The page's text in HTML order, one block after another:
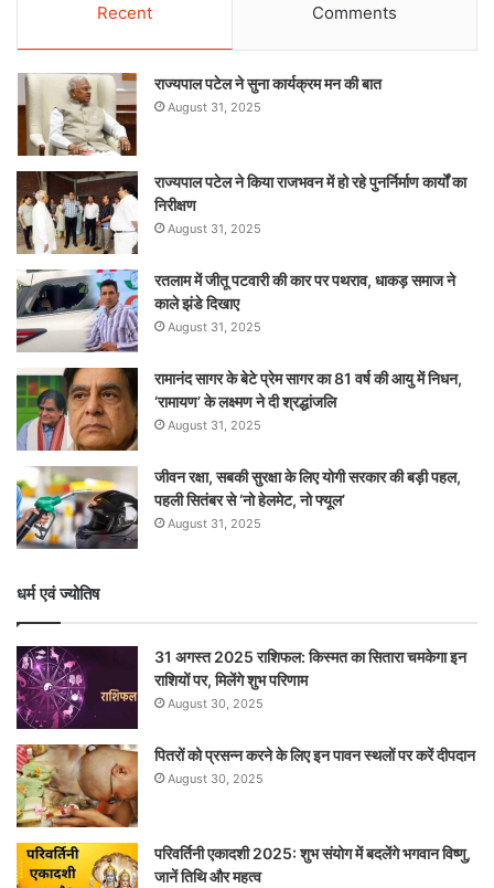
Recent Comments
राज्यपाल पटेल ने सुना कार्यक्रम मन की बात
August 31, 2025
राज्यपाल पटेल ने किया राजभवन में हो रहे पुनर्निर्माण कार्यों का
निरीक्षण
August 31, 2025
रतलाम में जीतू पटवारी की कार पर पथराव, धाकड़ समाज ने
काले झंडे दिखाए
August 31, 2025
रामानंद सागर के बेटे प्रेम सागर का 81 वर्ष की आयु में निधन,
‘रामायण’ के लक्ष्मण ने दी श्रद्धांजलि
August 31, 2025
जीवन रक्षा, सबकी सुरक्षा के लिए योगी सरकार की बड़ी पहल,
पहली सितंबर से ‘नो हेलमेट, नो फ्यूल’
August 31, 2025
धर्म एवं ज्योतिष
31 अगस्त 2025 राशिफल: किस्मत का सितारा चमकेगा इन
राशियों पर, मिलेंगे शुभ परिणाम
August 30, 2025
पितरों को प्रसन्न करने के लिए इन पावन स्थलों पर करें दीपदान
August 30, 2025
परिवर्तिनी एकादशी 2025: शुभ संयोग में बदलेंगे भगवान विष्णु,
जानें तिथि और महत्व